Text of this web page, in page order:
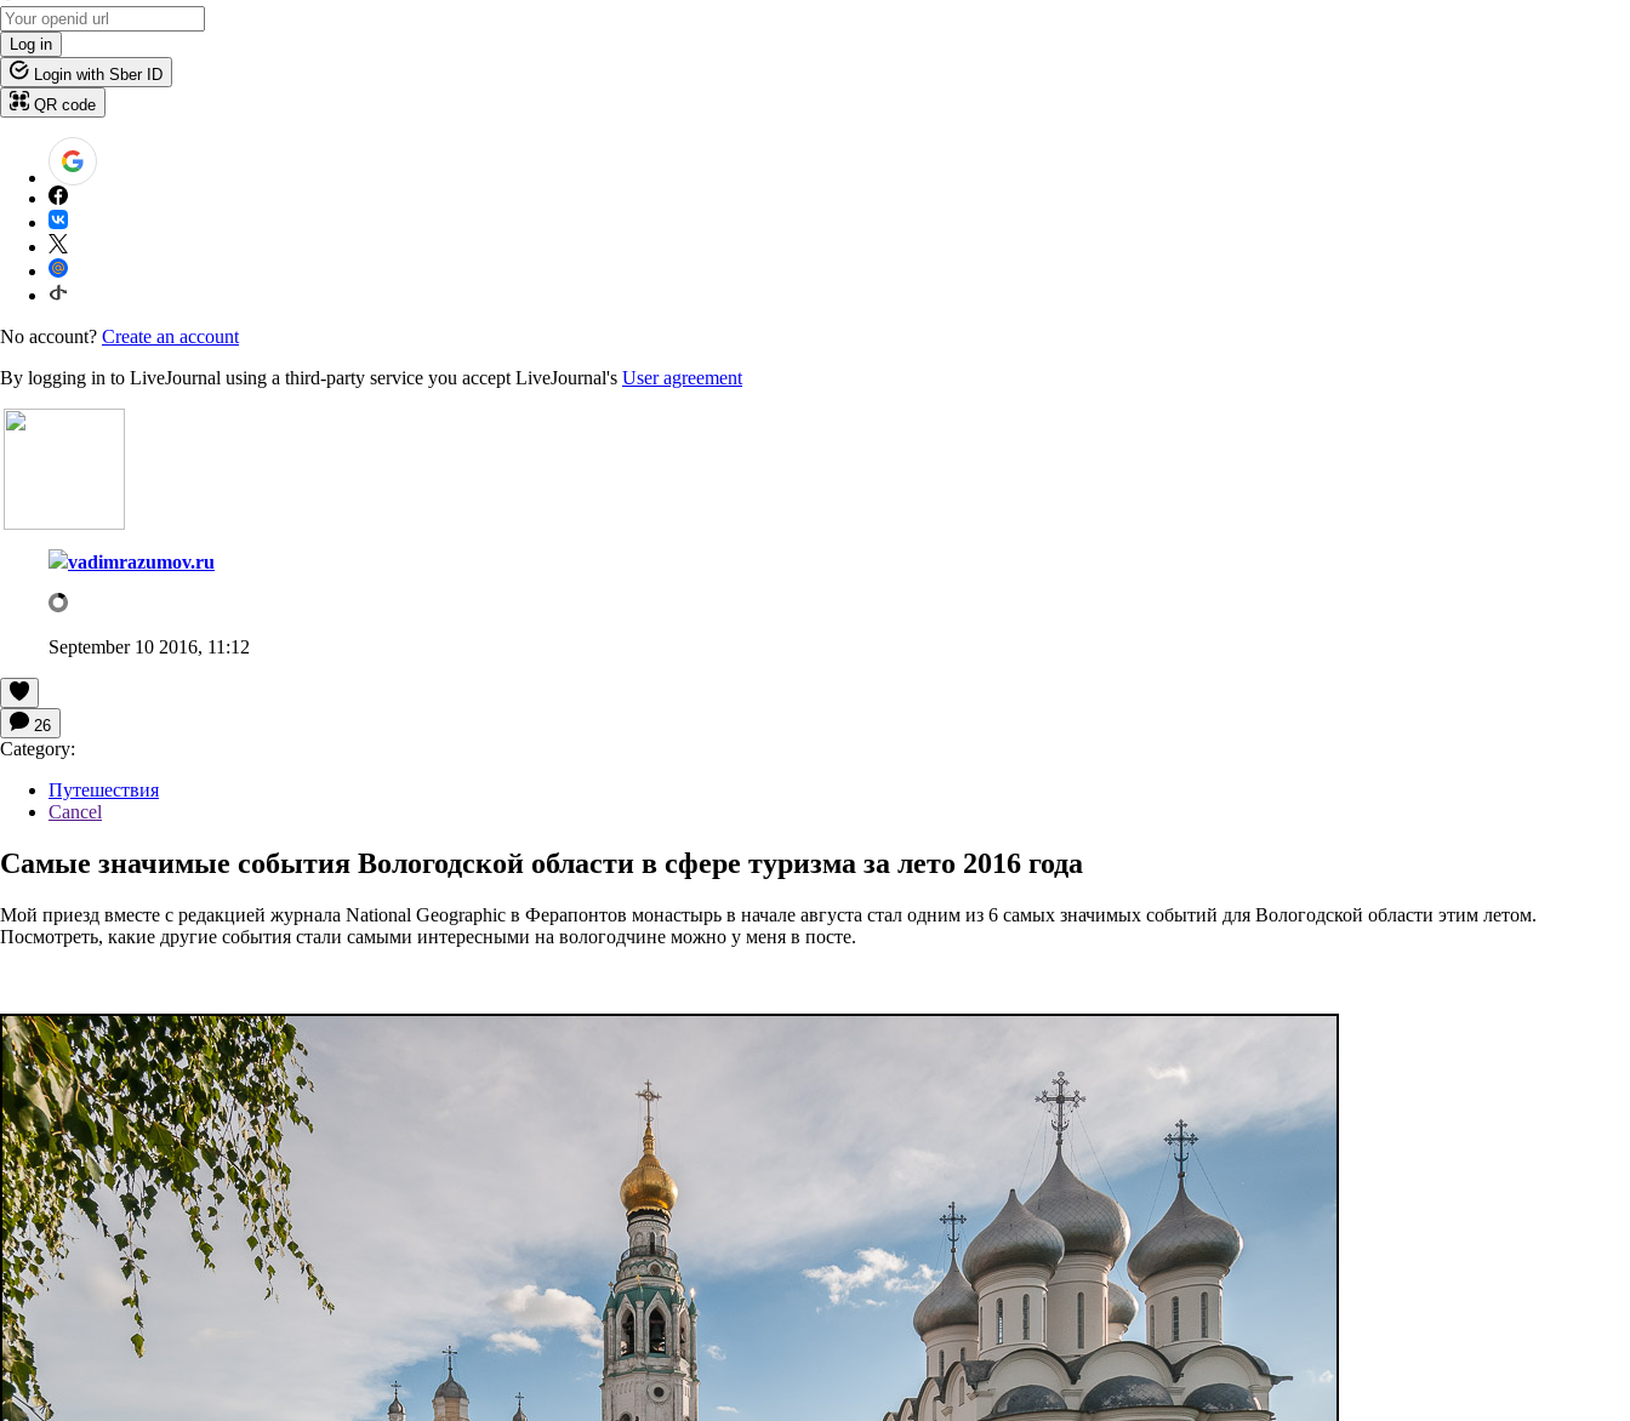
Log in
Login with Sber ID
QR code
No account? Create an account
By logging in to LiveJournal using a third-party service you accept LiveJournal's User agreement
vadimrazumov.ru
September 10 2016, 11:12
26
Category:
Путешествия
Cancel
Самые значимые события Вологодской области в сфере туризма за лето 2016 года
Мой приезд вместе с редакцией журнала National Geographic в Ферапонтов монастырь в начале августа стал одним из 6 самых значимых событий для Вологодской области этим летом.
Посмотреть, какие другие события стали самыми интересными на вологодчине можно у меня в посте.